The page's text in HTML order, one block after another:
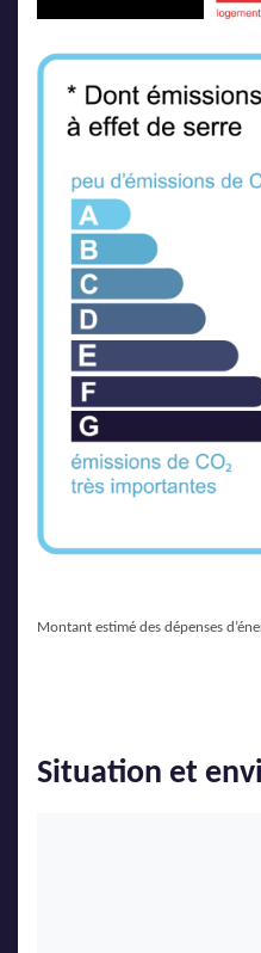
Montant estimé des dépenses
Situation et